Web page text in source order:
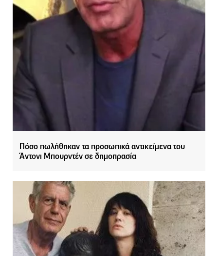
Πόσο πωλήθηκαν τα προσωπικά αντικείμενα του
Άντονι Μπουρντέν σε δημοπρασία